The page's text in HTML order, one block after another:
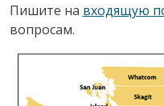
Пишите на входящую
вопросам.